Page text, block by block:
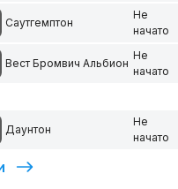
Саутгемптон
Не
начато
Вест Бромвич Альбион
Не
начато
Даунтон
Не
начато